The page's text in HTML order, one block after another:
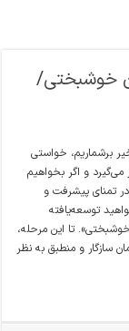
خوشبختی/
برشماریم، خواستی
می‌گیرد و اگر بخواهیم
تمنای پیشرفت و
توسعه‌یافته
تا این مرحله،
سازگار و منطبق به ‌نظر